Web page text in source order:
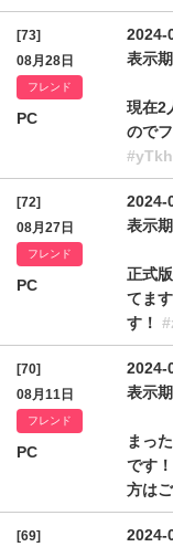
[73]
08月28日
フレンド
PC
2024-
表示
現在2
ので
[72]
08月27日
フレンド
PC
2024-
表示
正式
てま
す！
[70]
08月11日
フレンド
PC
2024-
表示
まっ
です
方は
[69]
2024-